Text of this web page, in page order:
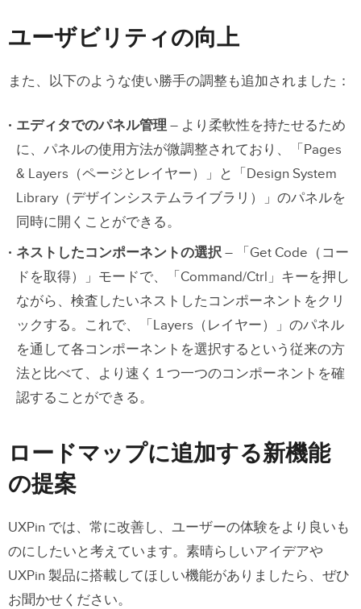
ユーザビリティの向上
また、以下のような使い勝手の調整も追加されました：
エディタでのパネル管理 – より柔軟性を持たせるため
に、パネルの使用方法が微調整されており、「Pages
& Layers（ページとレイヤー）」と「Design System
Library（デザインシステムライブラリ）」のパネルを
同時に開くことができる。
ネストしたコンポーネントの選択 – 「Get Code（コー
ドを取得）」モードで、「Command/Ctrl」キーを押し
ながら、検査したいネストしたコンポーネントをクリ
ックする。これで、「Layers（レイヤー）」のパネル
を通して各コンポーネントを選択するという従来の方
法と比べて、より速く１つ一つのコンポーネントを確
認することができる。
ロードマップに追加する新機能
の提案
UXPin では、常に改善し、ユーザーの体験をより良いも
のにしたいと考えています。素晴らしいアイデアや
UXPin 製品に搭載してほしい機能がありましたら、ぜひ
お聞かせください。